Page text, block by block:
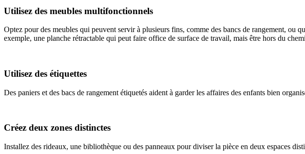
Utilisez des meubles multifonctionnels
Optez pour des meubles qui peuvent servir à plusieurs fins, comme des bancs de rangement, ou
exemple, une planche rétractable qui peut faire office de surface de travail, mais être hors du
Utilisez des étiquettes
Des paniers et des bacs de rangement étiquetés aident à garder les affaires des enfants bien
Créez deux zones distinctes
Installez des rideaux, une bibliothèque ou des panneaux pour diviser la pièce en deux espaces